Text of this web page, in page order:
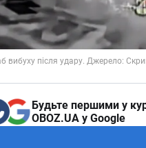
Будьте першими у
OBOZ.UA у Google